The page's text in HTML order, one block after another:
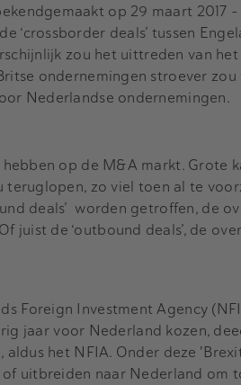
op 29 maart 2017
‘crossborder deals’ tussen
zou het uittreden van het
ondernemingen stroever zou
Nederlandse ondernemingen.
op de M&A markt. Grote
teruglopen, zo viel toen al te
deals’ worden getroffen, de
de ‘outbound deals’, de
Foreign Investment Agency
jaar voor Nederland kozen,
het NFIA. Onder deze
uitbreiden naar Nederland om